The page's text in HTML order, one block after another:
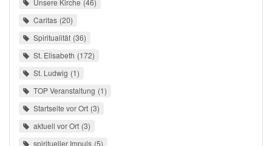
Unsere Kirche 46
Caritas 20
Spiritualität 36
St. Elisabeth 172
St. Ludwig 1
TOP Veranstaltung 1
Startseite vor Ort 3
aktuell vor Ort 3
spiritueller Impuls 5